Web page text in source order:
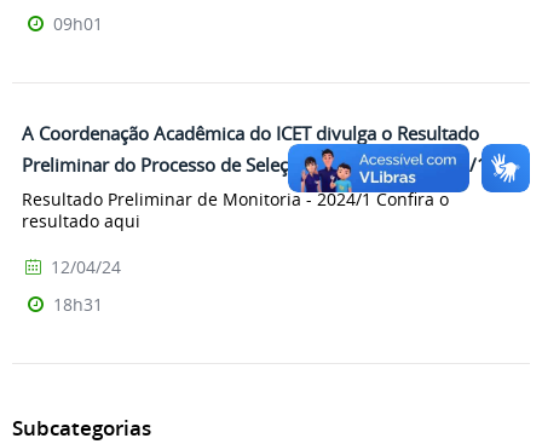
09h01
A Coordenação Acadêmica do ICET divulga o Resultado
Preliminar do Processo de Seleção de Monitoria 2024/1
Resultado Preliminar de Monitoria - 2024/1 Confira o
resultado aqui
12/04/24
18h31
Subcategorias